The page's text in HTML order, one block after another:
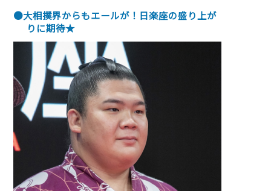
●大相撲界からもエールが！日楽座の盛り上が
りに期待★